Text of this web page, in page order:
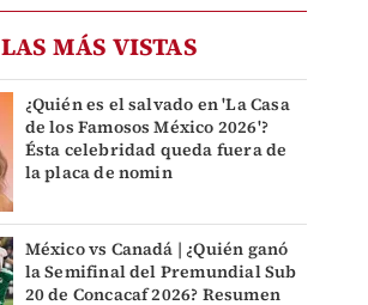
LAS MÁS VISTAS
¿Quién es el salvado en 'La Casa
de los Famosos México 2026'?
Ésta celebridad queda fuera de
la placa de nomin
México vs Canadá | ¿Quién ganó
la Semifinal del Premundial Sub
20 de Concacaf 2026? Resumen